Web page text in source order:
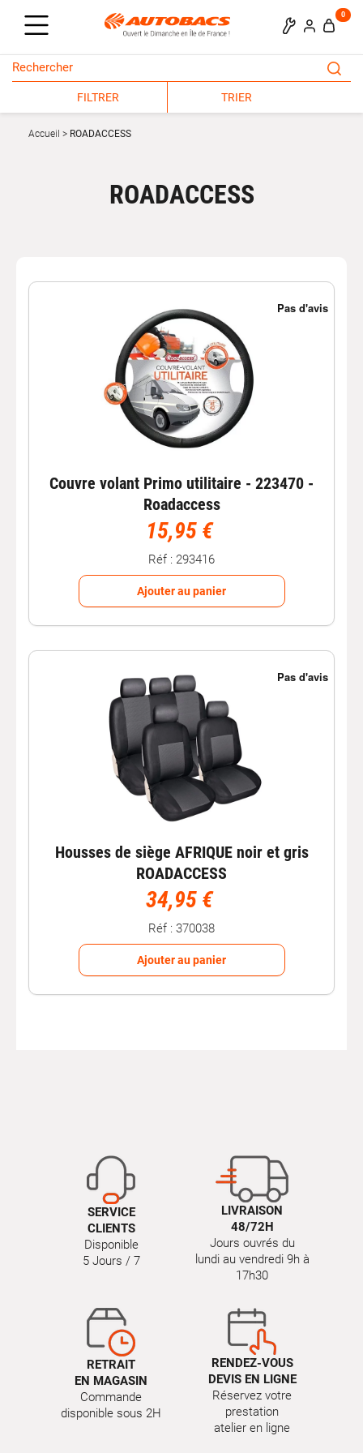
0
FILTRER TRIER
Accueil ROADACCESS
ROADACCESS
Couvre volant Primo utilitaire - 223470 -
Roadaccess
15,95 €
Réf : 293416
Ajouter au panier
Housses de siège AFRIQUE noir et gris
ROADACCESS
34,95 €
Réf : 370038
Ajouter au panier
SERVICE
CLIENTS
Disponible
5 Jours / 7
LIVRAISON
48/72H
Jours ouvrés du
lundi au vendredi 9h à
17h30
RETRAIT
EN MAGASIN
Commande
disponible sous 2H
RENDEZ-VOUS
DEVIS EN LIGNE
Réservez votre
prestation
atelier en ligne